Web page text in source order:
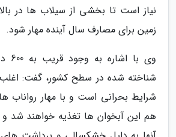
نیاز است تا بخشی از سیلاب ها در
زمین برای مصارف سال آینده مهار شود.
شناخته شده در سطح کشور، گفت:
شرایط بحرانی است و با مهار رواناب
هم این آبخوان ها تغذیه خواهند شد